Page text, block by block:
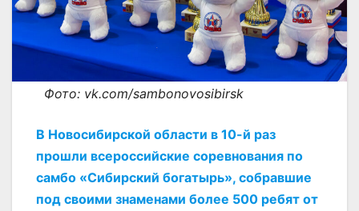
Фото: vk.com/sambonovosibirsk
В Новосибирской области в 10-й раз
прошли всероссийские соревнования по
самбо «Сибирский богатырь», собравшие
под своими знаменами более 500 ребят от